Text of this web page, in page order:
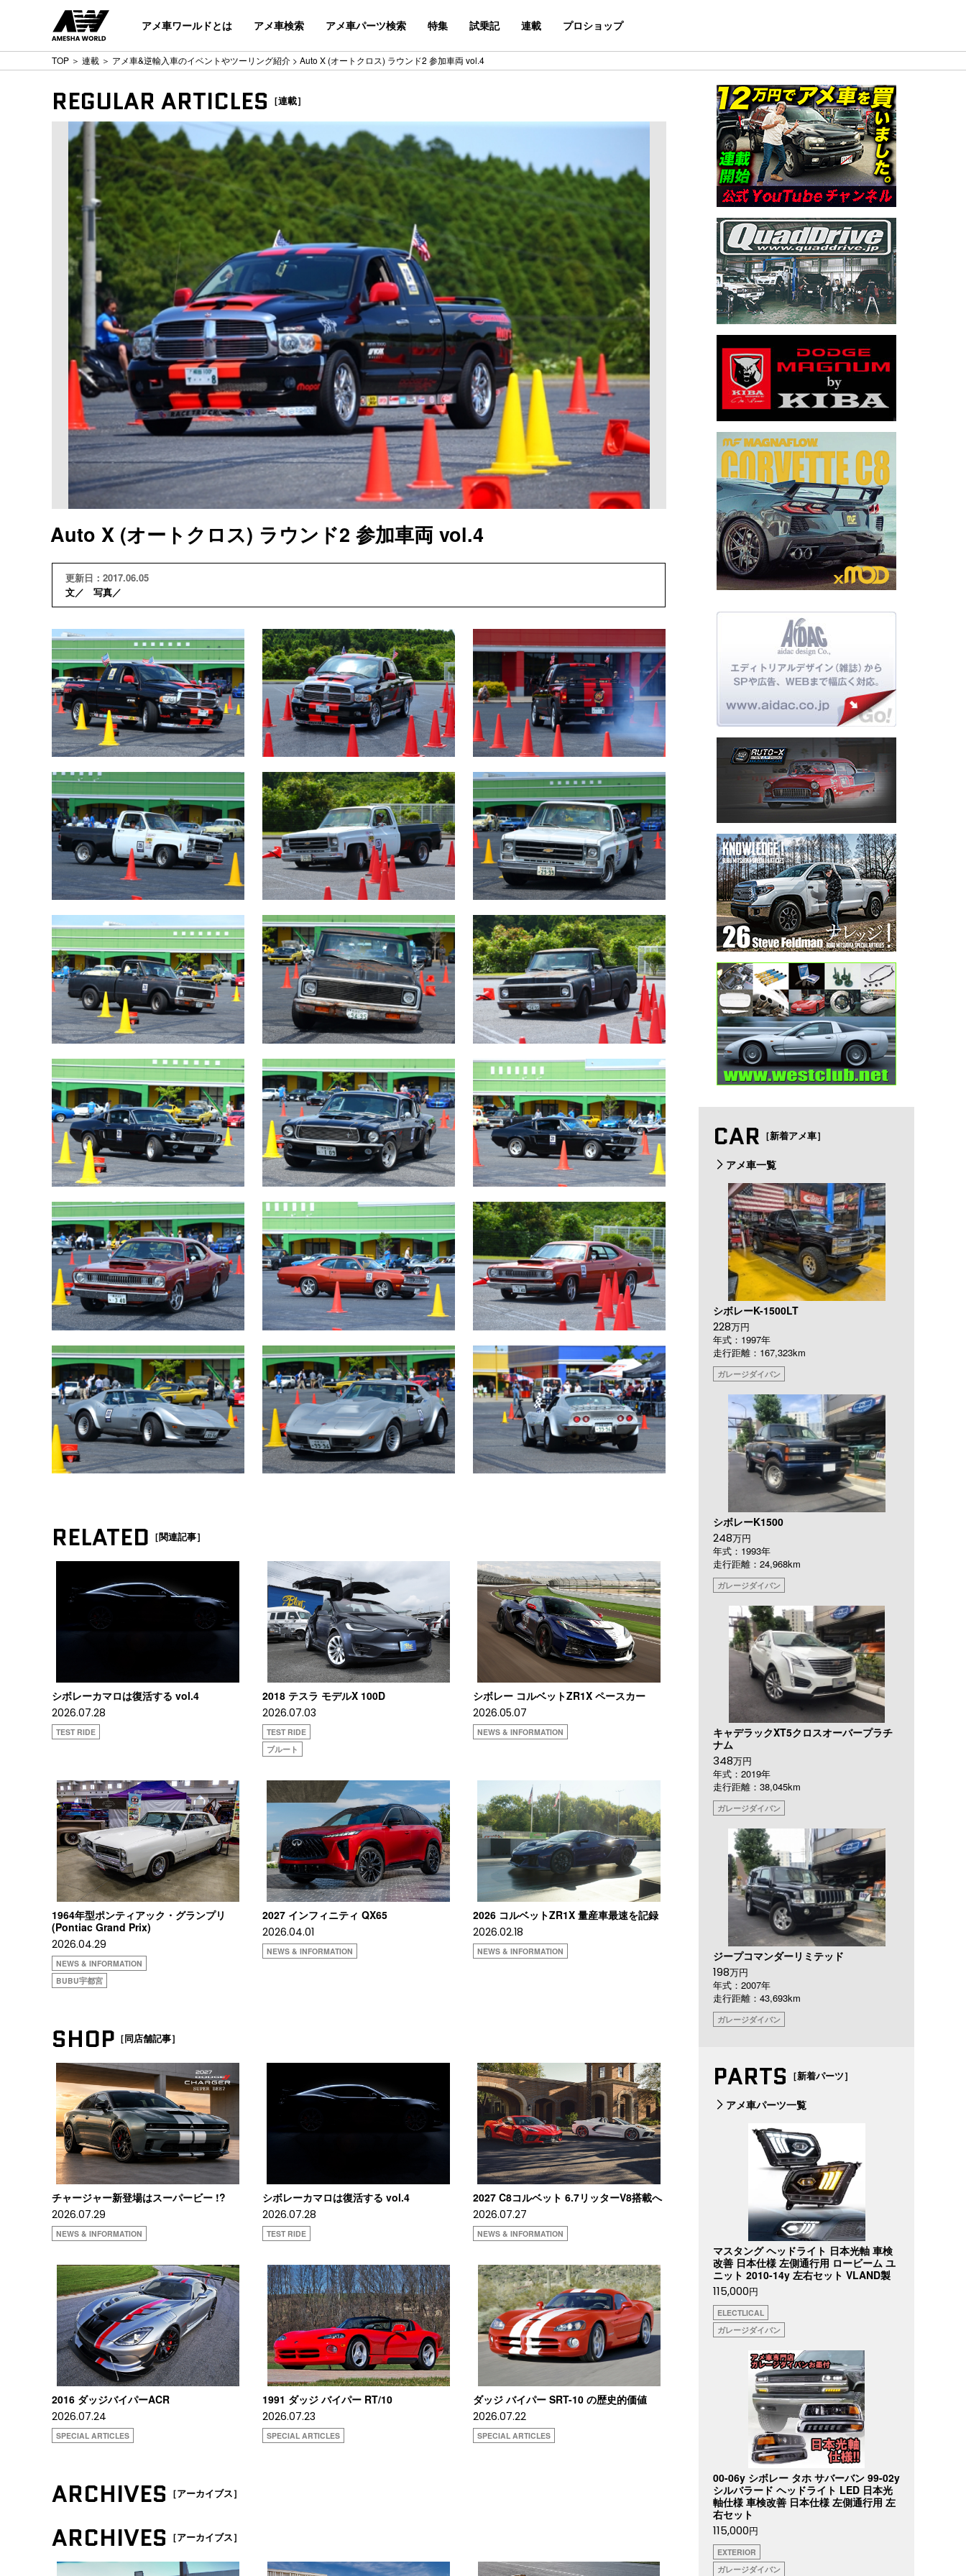
アメ車ワールドとは アメ車検索 アメ車パーツ検索 特集 試乗記 連載 プロショップ
TOP ＞ 連載 ＞ アメ車&逆輸入車のイベントやツーリング紹介 > Auto X (オートクロス) ラウンド2 参加車両 vol.4
REGULAR ARTICLES ［連載］
Auto X (オートクロス) ラウンド2 参加車両 vol.4
更新日：2017.06.05
文／ 写真／
RELATED ［関連記事］
シボレーカマロは復活する vol.4
2026.07.28
TEST RIDE
2018 テスラ モデルX 100D
2026.07.03
TEST RIDE
ブルート
シボレー コルベットZR1X ペースカー
2026.05.07
NEWS & INFORMATION
1964年型ポンティアック・グランプリ
(Pontiac Grand Prix)
2026.04.29
NEWS & INFORMATION
BUBU宇都宮
2027 インフィニティ QX65
2026.04.01
NEWS & INFORMATION
2026 コルベットZR1X 量産車最速を記録
2026.02.18
NEWS & INFORMATION
SHOP ［同店舗記事］
チャージャー新登場はスーパービー !?
2026.07.29
NEWS & INFORMATION
シボレーカマロは復活する vol.4
2026.07.28
TEST RIDE
2027 C8コルベット 6.7リッターV8搭載へ
2026.07.27
NEWS & INFORMATION
2016 ダッジバイパーACR
2026.07.24
SPECIAL ARTICLES
1991 ダッジ バイパー RT/10
2026.07.23
SPECIAL ARTICLES
ダッジ バイパー SRT-10 の歴史的価値
2026.07.22
SPECIAL ARTICLES
ARCHIVES ［アーカイブス］
ARCHIVES ［アーカイブス］
CAR ［新着アメ車］
アメ車一覧
シボレーK-1500LT
228万円
年式：1997年
走行距離：167,323km
ガレージダイバン
シボレーK1500
248万円
年式：1993年
走行距離：24,968km
ガレージダイバン
キャデラックXT5クロスオーバープラチ
ナム
348万円
年式：2019年
走行距離：38,045km
ガレージダイバン
ジープコマンダーリミテッド
198万円
年式：2007年
走行距離：43,693km
ガレージダイバン
PARTS ［新着パーツ］
アメ車パーツ一覧
マスタング ヘッドライト 日本光軸 車検
改善 日本仕様 左側通行用 ロービーム ユ
ニット 2010-14y 左右セット VLAND製
115,000円
ELECTLICAL
ガレージダイバン
00-06y シボレー タホ サバーバン 99-02y
シルバラード ヘッドライト LED 日本光
軸仕様 車検改善 日本仕様 左側通行用 左
右セット
115,000円
EXTERIOR
ガレージダイバン